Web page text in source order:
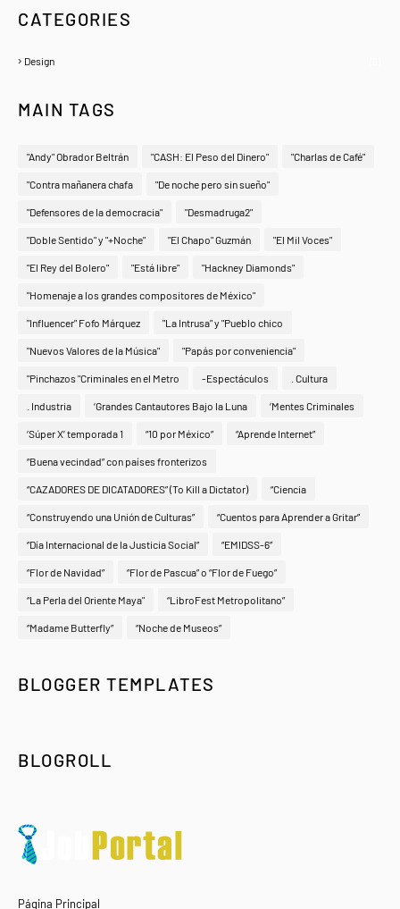
CATEGORIES
Design
MAIN TAGS
"Andy" Obrador Beltrán "CASH: El Peso del Dinero" "Charlas de Café"
"Contra mañanera chafa "De noche pero sin sueño"
"Defensores de la democracia" "Desmadruga2"
"Doble Sentido" y "+Noche" "El Chapo" Guzmán "El Mil Voces"
"El Rey del Bolero" "Está libre" "Hackney Diamonds"
"Homenaje a los grandes compositores de México"
"Influencer" Fofo Márquez "La Intrusa" y "Pueblo chico
"Nuevos Valores de la Música" "Papás por conveniencia"
"Pinchazos "Criminales en el Metro -Espectáculos . Cultura
. Industria ‘Grandes Cantautores Bajo la Luna ‘Mentes Criminales
‘Súper X’ temporada 1 “10 por México” “Aprende Internet”
“Buena vecindad” con países fronterizos
“CAZADORES DE DICATADORES” (To Kill a Dictator) “Ciencia
“Construyendo una Unión de Culturas” “Cuentos para Aprender a Gritar”
“Día Internacional de la Justicia Social” “EMIDSS-6”
“Flor de Navidad” “Flor de Pascua” o “Flor de Fuego”
“La Perla del Oriente Maya" “LibroFest Metropolitano”
“Madame Butterfly” “Noche de Museos”
BLOGGER TEMPLATES
BLOGROLL
Página Principal